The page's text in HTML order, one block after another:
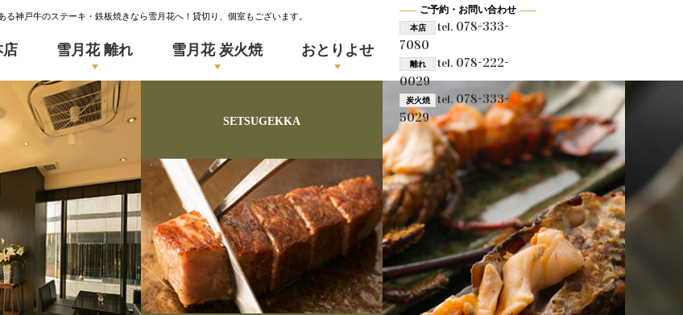
る神戸牛のステーキ・鉄板焼きなら雪月花へ！貸切り、個室もございます。
店 雪月花 離れ 雪月花 炭火焼 おとりよせ
ご予約・お問い合わせ
本店 tel. 078-333-
7080
離れ tel. 078-222-
0029
炭火焼 tel.078-333-
5029
SETSUGEKKA